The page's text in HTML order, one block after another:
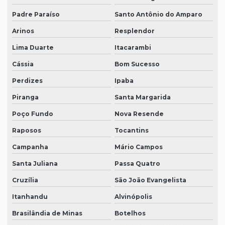
Padre Paraíso Santo Antônio do Amparo
Arinos Resplendor
Lima Duarte Itacarambi
Cássia Bom Sucesso
Perdizes Ipaba
Piranga Santa Margarida
Poço Fundo Nova Resende
Raposos Tocantins
Campanha Mário Campos
Santa Juliana Passa Quatro
Cruzília São João Evangelista
Itanhandu Alvinópolis
Brasilândia de Minas Botelhos